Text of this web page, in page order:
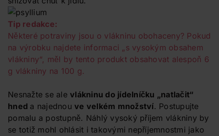
Tip redakce:
Některé potraviny jsou o vlákninu obohaceny? Pokud
na výrobku najdete informaci „s vysokým obsahem
vlákniny“, měl by tento produkt obsahovat alespoň 6
g vlákniny na 100 g.
Nesnažte se ale vlákninu do jídelníčku „natlačit“
hned a najednou ve velkém množství. Postupujte
pomalu a postupně. Náhlý vysoký příjem vlákniny by
se totiž mohl ohlásit i takovými nepříjemnostmi jako